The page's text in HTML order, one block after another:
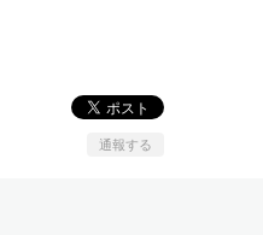
通報する